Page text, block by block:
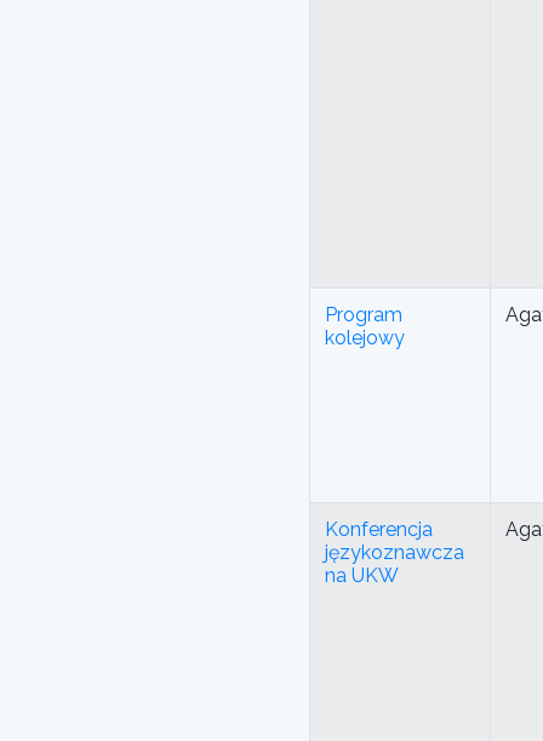
Program
kolejowy
Konferencja
językoznawcza
na UKW